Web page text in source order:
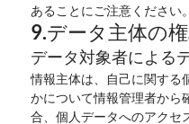
あることにご注意ください。
9.データ主体の
データ対象者による
情報主体は、自己に関する
かについて情報管理者から
合、個人データへのアクセ